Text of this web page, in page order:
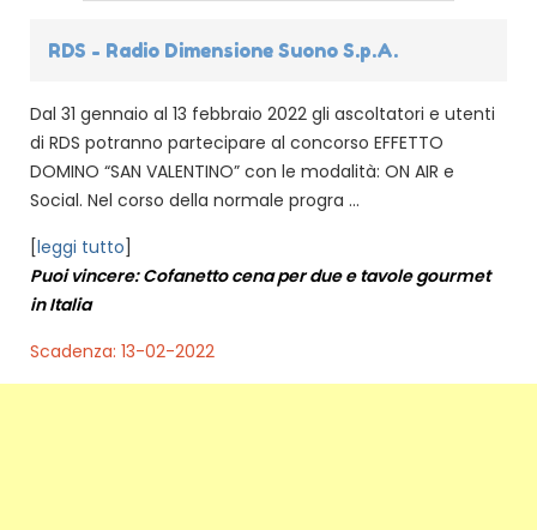
RDS - Radio Dimensione Suono S.p.A.
Dal 31 gennaio al 13 febbraio 2022 gli ascoltatori e utenti
di RDS potranno partecipare al concorso EFFETTO
DOMINO “SAN VALENTINO” con le modalità: ON AIR e
Social. Nel corso della normale progra ...
[leggi tutto]
Puoi vincere: Cofanetto cena per due e tavole gourmet
in Italia
Scadenza: 13-02-2022